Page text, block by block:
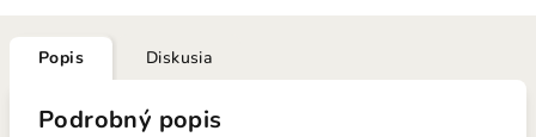
Popis Diskusia
Podrobný popis